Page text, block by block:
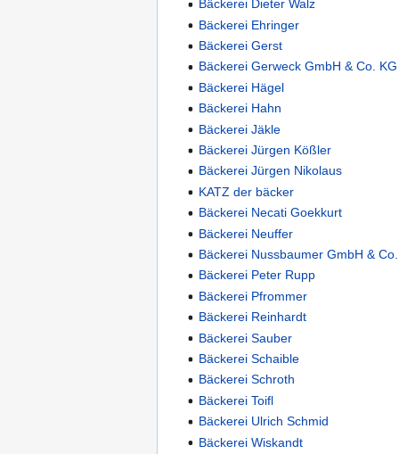
Bäckerei Dieter Walz
Bäckerei Ehringer
Bäckerei Gerst
Bäckerei Gerweck GmbH & Co. KG
Bäckerei Hägel
Bäckerei Hahn
Bäckerei Jäkle
Bäckerei Jürgen Kößler
Bäckerei Jürgen Nikolaus
KATZ der bäcker
Bäckerei Necati Goekkurt
Bäckerei Neuffer
Bäckerei Nussbaumer GmbH &
Bäckerei Peter Rupp
Bäckerei Pfrommer
Bäckerei Reinhardt
Bäckerei Sauber
Bäckerei Schaible
Bäckerei Schroth
Bäckerei Toifl
Bäckerei Ulrich Schmid
Bäckerei Wiskandt